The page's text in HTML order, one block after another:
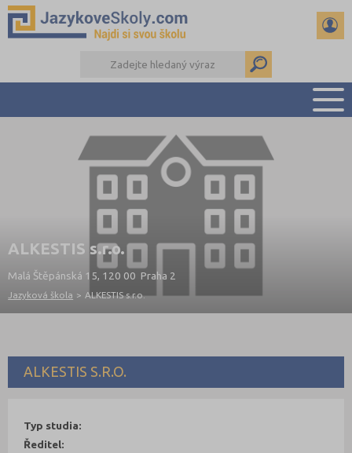
PŘEHLED ŠKOL
PŘÍPRAVA NA ZKOUŠKY A K MATURITĚ
RADY A ČLÁNKY
KONTAKTY
DALŠÍ DRUHY ŠKOL
ALKESTIS s.r.o.
Malá Štěpánská 15, 120 00 Praha 2
Jazyková škola > ALKESTIS s.r.o.
ALKESTIS S.R.O.
Typ studia:
Ředitel: